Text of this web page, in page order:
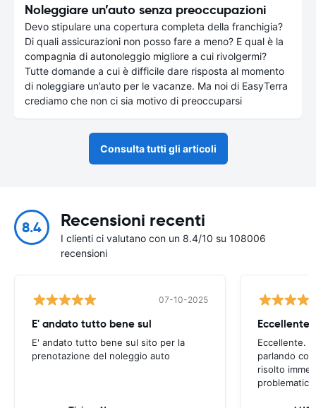
Noleggiare un’auto senza preoccupazioni
Devo stipulare una copertura completa della franchigia?
Di quali assicurazioni non posso fare a meno? E qual è la
compagnia di autonoleggio migliore a cui rivolgermi?
Tutte domande a cui è difficile dare risposta al momento
di noleggiare un’auto per le vacanze. Ma noi di EasyTerra
crediamo che non ci sia motivo di preoccuparsi
Consulta tutti gli articoli
8.4 Recensioni recenti
I clienti ci valutano con un 8.4/10 su 108006
recensioni
07-10-2025
E' andato tutto bene sul
E' andato tutto bene sul sito per la
prenotazione del noleggio auto
Eccellente.
parlando
risolto